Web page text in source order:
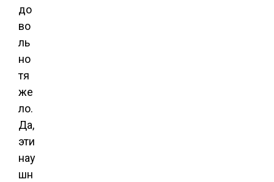
до
во
ль
но
тя
же
ло.
Да,
эти
нау
шн